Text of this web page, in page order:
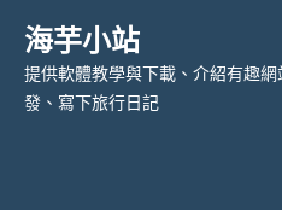
content
海芋小站
提供軟體教學與下載、介紹有趣
發、寫下旅行日記